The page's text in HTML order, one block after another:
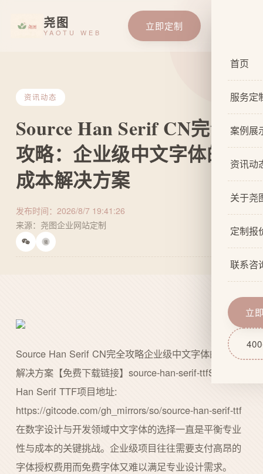
尧图
YAOTU WEB
立即定制
首页
服务定
服务
基础
自适
网站
网站
案例展
资讯动
关于尧
关于
设计
技术
定制报
联系咨
立
资讯动态
Source Han Serif CN完全
攻略：企业级中文字体的零
成本解决方案
发布时间：2026/8/7 19:41:26
来源：尧图企业网站定制
微
Source Han Serif CN完全攻略企业级中文字体的零成本
解决方案【免费下载链接】source-han-serif-ttfSource
Han Serif TTF项目地址:
https://gitcode.com/gh_mirrors/so/source-han-serif-ttf
在数字设计与开发领域中文字体的选择一直是平衡专业
性与成本的关键挑战。企业级项目往往需要支付高昂的
字体授权费用而免费字体又难以满足专业设计需求。